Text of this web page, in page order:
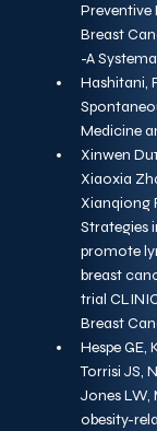
Breast
-A
Hashitani,
Medicine
Xinwen
Xiaoxia
Xianqiong
Strategies
promote
breast
trial
Breast
Hespe GE,
Torrisi JS,
Jones LW,
obesity-